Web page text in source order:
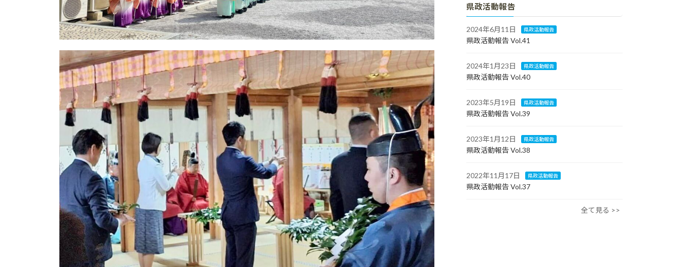
県政活動報告
2024年6月11日 県政活動報告
県政活動報告 Vol.41
2024年1月23日 県政活動報告
県政活動報告 Vol.40
2023年5月19日 県政活動報告
県政活動報告 Vol.39
2023年1月12日 県政活動報告
県政活動報告 Vol.38
2022年11月17日 県政活動報告
県政活動報告 Vol.37
全て見る >>